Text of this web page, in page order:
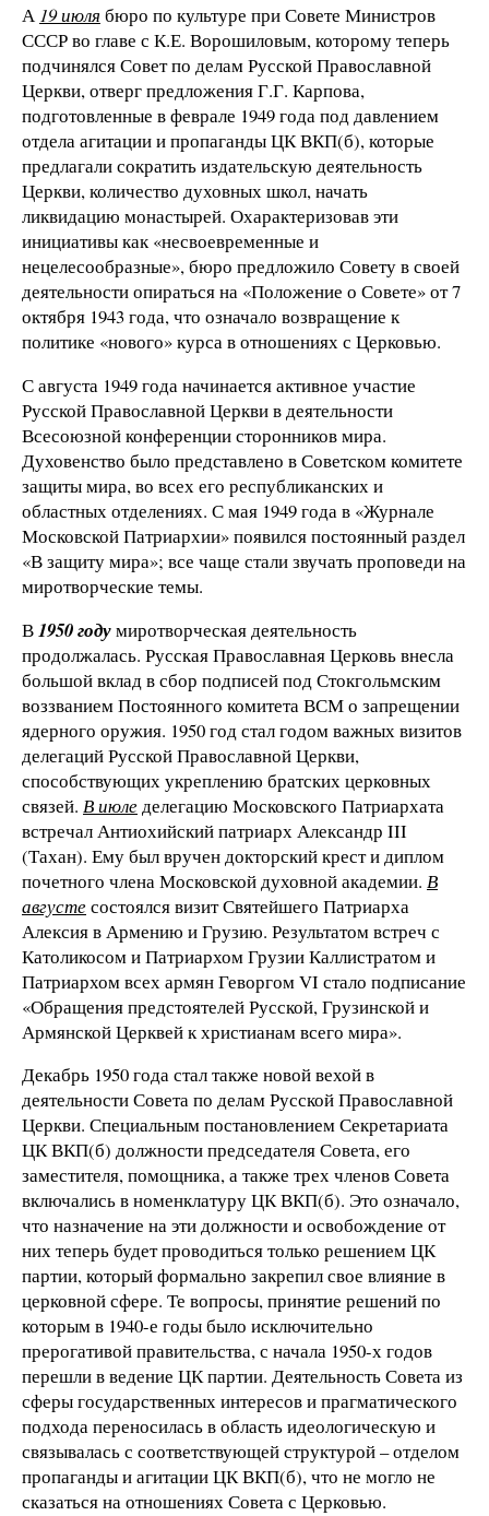
А 19 июля бюро по культуре при Совете Министров
СССР во главе с К.Е. Ворошиловым, которому теперь
подчинялся Совет по делам Русской Православной
Церкви, отверг предложения Г.Г. Карпова,
подготовленные в феврале 1949 года под давлением
отдела агитации и пропаганды ЦК ВКП(б), которые
предлагали сократить издательскую деятельность
Церкви, количество духовных школ, начать
ликвидацию монастырей. Охарактеризовав эти
инициативы как «несвоевременные и
нецелесообразные», бюро предложило Совету в своей
деятельности опираться на «Положение о Совете» от 7
октября 1943 года, что означало возвращение к
политике «нового» курса в отношениях с Церковью.
С августа 1949 года начинается активное участие
Русской Православной Церкви в деятельности
Всесоюзной конференции сторонников мира.
Духовенство было представлено в Советском комитете
защиты мира, во всех его республиканских и
областных отделениях. С мая 1949 года в «Журнале
Московской Патриархии» появился постоянный раздел
«В защиту мира»; все чаще стали звучать проповеди на
миротворческие темы.
В 1950 годумиротворческая деятельность
продолжалась. Русская Православная Церковь внесла
большой вклад в сбор подписей под Стокгольмским
воззванием Постоянного комитета ВСМ о запрещении
ядерного оружия. 1950 год стал годом важных визитов
делегаций Русской Православной Церкви,
способствующих укреплению братских церковных
связей. В июле делегацию Московского Патриархата
встречал Антиохийский патриарх Александр III
(Тахан). Ему был вручен докторский крест и диплом
почетного члена Московской духовной академии. В
августесостоялся визит Святейшего Патриарха
Алексия в Армению и Грузию. Результатом встреч с
Католикосом и Патриархом Грузии Каллистратом и
Патриархом всех армян Геворгом VI стало подписание
«Обращения предстоятелей Русской, Грузинской и
Армянской Церквей к христианам всего мира».
Декабрь 1950 года стал также новой вехой в
деятельности Совета по делам Русской Православной
Церкви. Специальным постановлением Секретариата
ЦК ВКП(б) должности председателя Совета, его
заместителя, помощника, а также трех членов Совета
включались в номенклатуру ЦК ВКП(б). Это означало,
что назначение на эти должности и освобождение от
них теперь будет проводиться только решением ЦК
партии, который формально закрепил свое влияние в
церковной сфере. Те вопросы, принятие решений по
которым в 1940-е годы было исключительно
прерогативой правительства, с начала 1950-х годов
перешли в ведение ЦК партии. Деятельность Совета из
сферы государственных интересов и прагматического
подхода переносилась в область идеологическую и
связывалась с соответствующей структурой – отделом
пропаганды и агитации ЦК ВКП(б), что не могло не
сказаться на отношениях Совета с Церковью.